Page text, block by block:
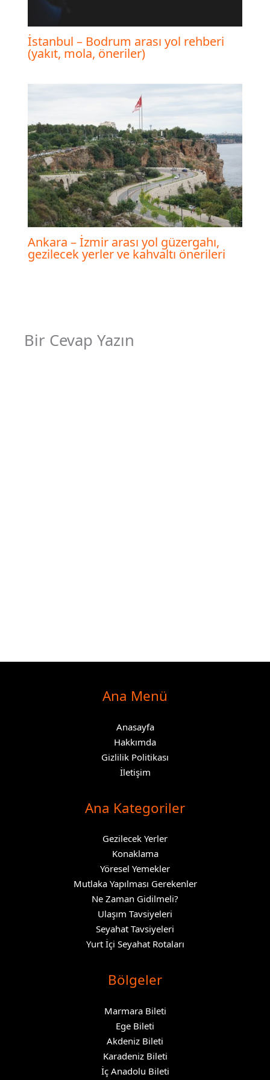
İstanbul – Bodrum arası yol rehberi
(yakıt, mola, öneriler)
Ankara – İzmir arası yol güzergahı,
gezilecek yerler ve kahvaltı önerileri
Bir Cevap Yazın
Ana Menü
Anasayfa
Hakkımda
Gizlilik Politikası
İletişim
Ana Kategoriler
Gezilecek Yerler
Konaklama
Yöresel Yemekler
Mutlaka Yapılması Gerekenler
Ne Zaman Gidilmeli?
Ulaşım Tavsiyeleri
Seyahat Tavsiyeleri
Yurt İçi Seyahat Rotaları
Bölgeler
Marmara Bileti
Ege Bileti
Akdeniz Bileti
Karadeniz Bileti
İç Anadolu Bileti